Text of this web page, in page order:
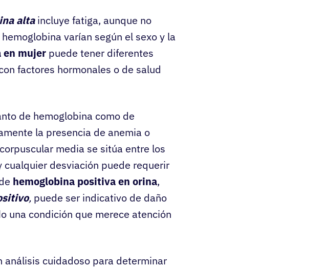
altaincluye fatiga, aunque no
varían según el sexo y la
en mujer puede tener diferentes
factores hormonales o de salud
de hemoglobina como de
la presencia de anemia o
media se sitúa entre los
desviación puede requerir
hemoglobina positiva en orina,
, puede ser indicativo de daño
una condición que merece atención
análisis cuidadoso para determinar